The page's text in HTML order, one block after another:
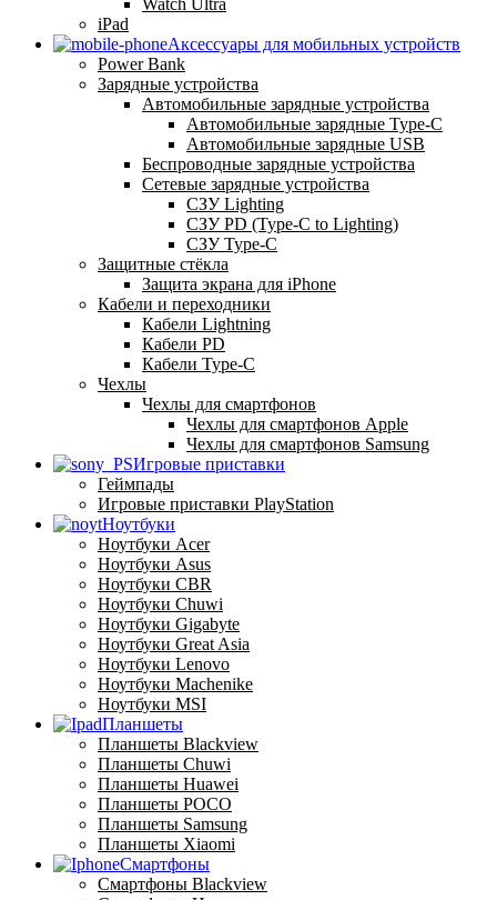
Watch Ultra
iPad
Аксессуары для мобильных устройств
Power Bank
Зарядные устройства
Автомобильные зарядные устройства
Автомобильные зарядные Type-C
Автомобильные зарядные USB
Беспроводные зарядные устройства
Сетевые зарядные устройства
СЗУ Lighting
СЗУ PD (Type-C to Lighting)
СЗУ Type-C
Защитные стёкла
Защита экрана для iPhone
Кабели и переходники
Кабели Lightning
Кабели PD
Кабели Type-C
Чехлы
Чехлы для смартфонов
Чехлы для смартфонов Apple
Чехлы для смартфонов Samsung
Игровые приставки
Геймпады
Игровые приставки PlayStation
Ноутбуки
Ноутбуки Acer
Ноутбуки Asus
Ноутбуки CBR
Ноутбуки Chuwi
Ноутбуки Gigabyte
Ноутбуки Great Asia
Ноутбуки Lenovo
Ноутбуки Machenike
Ноутбуки MSI
Планшеты
Планшеты Blackview
Планшеты Chuwi
Планшеты Huawei
Планшеты POCO
Планшеты Samsung
Планшеты Xiaomi
Смартфоны
Смартфоны Blackview